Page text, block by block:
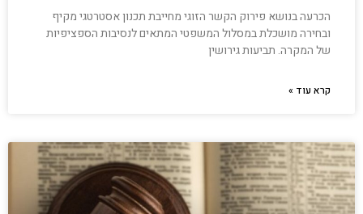
הכרעה בנושא פירוק הקשר הזוגי מחייבת תכנון אסטרטגי מקיף
ובחירה מושכלת במסלול המשפטי המתאים לנסיבות הספציפיות
של המקרה. תביעות גירושין
קרא עוד »